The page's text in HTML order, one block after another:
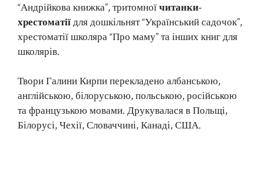
“Андрійкова книжка”, тритомноїчитанки-
хрестоматіїдля дошкільнят “Український садочок”,
хрестоматії школяра “Про маму” та інших книг для
школярів.
Твори Галини Кирпи перекладено албанською,
англійською, білоруською, польською, російською
та французькою мовами. Друкувалася в Польщі,
Білорусі, Чехії, Словаччині, Канаді, США.